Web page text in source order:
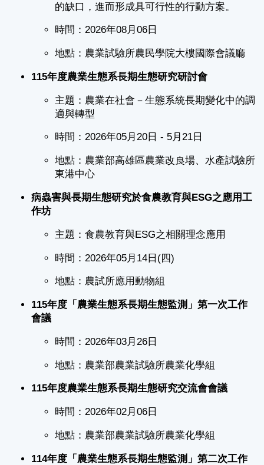
的缺口，進而形成具可行性的行動方案。
時間：2026年08月06日
地點：農業試驗所農民學院大樓國際會議廳
115年度農業生態系長期生態研究研討會
主題：農業在社會－生態系統長期變化中的調
適與轉型
時間：2026年05月20日 - 5月21日
地點：農業部高雄區農業改良場、水產試驗所
東港中心
病蟲害與長期生態研究於食農教育與ESG之應用工
作坊
主題：食農教育與ESG之相關理念應用
時間：2026年05月14日(四)
地點：農試所應用動物組
115年度「農業生態系長期生態監測」第一次工作
會議
時間：2026年03月26日
地點：農業部農業試驗所農業化學組
115年度農業生態系長期生態研究交流會會議
時間：2026年02月06日
地點：農業部農業試驗所農業化學組
114年度「農業生態系長期生態監測」第二次工作